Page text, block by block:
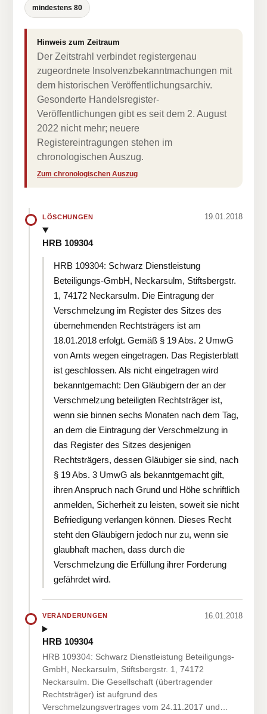
mindestens 80
Hinweis zum Zeitraum
Der Zeitstrahl verbindet registergenau
zugeordnete Insolvenzbekanntmachungen mit
dem historischen Veröffentlichungsarchiv.
Gesonderte Handelsregister-
Veröffentlichungen gibt es seit dem 2. August
2022 nicht mehr; neuere
Registereintragungen stehen im
chronologischen Auszug.
Zum chronologischen Auszug
LÖSCHUNGEN 19.01.2018
HRB 109304
HRB 109304: Schwarz Dienstleistung
Beteiligungs-GmbH, Neckarsulm, Stiftsbergstr.
1, 74172 Neckarsulm. Die Eintragung der
Verschmelzung im Register des Sitzes des
übernehmenden Rechtsträgers ist am
18.01.2018 erfolgt. Gemäß § 19 Abs. 2 UmwG
von Amts wegen eingetragen. Das Registerblatt
ist geschlossen. Als nicht eingetragen wird
bekanntgemacht: Den Gläubigern der an der
Verschmelzung beteiligten Rechtsträger ist,
wenn sie binnen sechs Monaten nach dem Tag,
an dem die Eintragung der Verschmelzung in
das Register des Sitzes desjenigen
Rechtsträgers, dessen Gläubiger sie sind, nach
§ 19 Abs. 3 UmwG als bekanntgemacht gilt,
ihren Anspruch nach Grund und Höhe schriftlich
anmelden, Sicherheit zu leisten, soweit sie nicht
Befriedigung verlangen können. Dieses Recht
steht den Gläubigern jedoch nur zu, wenn sie
glaubhaft machen, dass durch die
Verschmelzung die Erfüllung ihrer Forderung
gefährdet wird.
VERÄNDERUNGEN 16.01.2018
HRB 109304
HRB 109304: Schwarz Dienstleistung Beteiligungs-
GmbH, Neckarsulm, Stiftsbergstr. 1, 74172
Neckarsulm. Die Gesellschaft (übertragender
Rechtsträger) ist aufgrund des
Verschmelzungsvertrages vom 24.11.2017 und…